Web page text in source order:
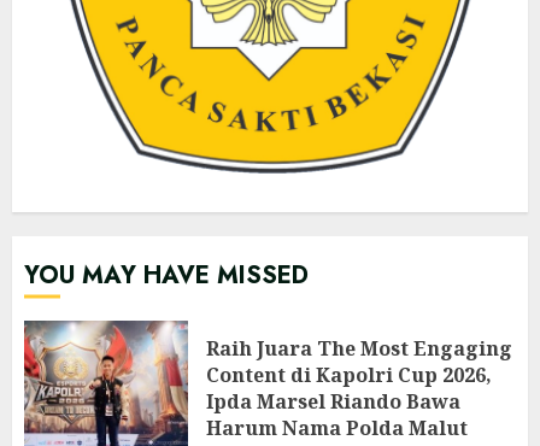
YOU MAY HAVE MISSED
Raih Juara The Most Engaging
Content di Kapolri Cup 2026,
Ipda Marsel Riando Bawa
Harum Nama Polda Malut